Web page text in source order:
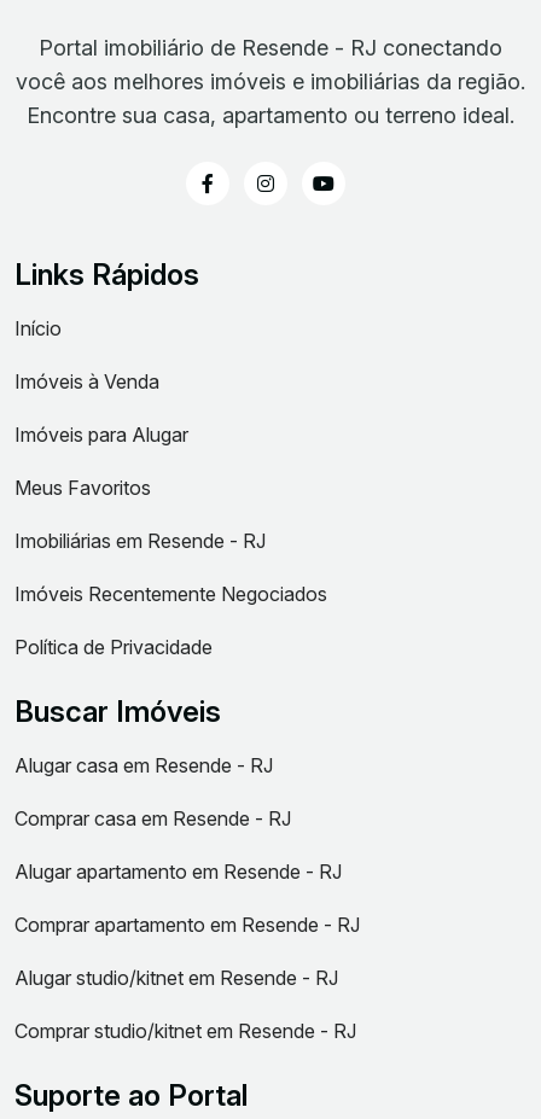
Portal imobiliário de Resende - RJ conectando
você aos melhores imóveis e imobiliárias da região.
Encontre sua casa, apartamento ou terreno ideal.
Links Rápidos
Início
Imóveis à Venda
Imóveis para Alugar
Meus Favoritos
Imobiliárias em Resende - RJ
Imóveis Recentemente Negociados
Política de Privacidade
Buscar Imóveis
Alugar casa em Resende - RJ
Comprar casa em Resende - RJ
Alugar apartamento em Resende - RJ
Comprar apartamento em Resende - RJ
Alugar studio/kitnet em Resende - RJ
Comprar studio/kitnet em Resende - RJ
Suporte ao Portal